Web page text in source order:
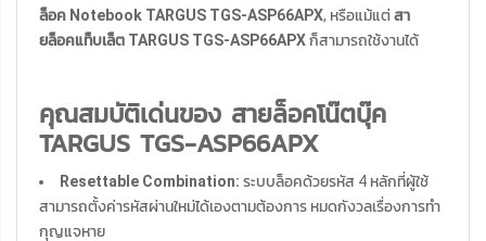
ล็อค Notebook TARGUS TGS-ASP66APX, หรือแม้แต่สา
ยล็อคแท็บเล็ต TARGUS TGS-ASP66APXก็สามารถใช้งานได้
คุณสมบัติเด่นของ สายล็อคโน๊ตบุ๊ค
TARGUS TGS-ASP66APX
Resettable Combination: ระบบล็อคด้วยรหัส 4 หลักที่ผู้ใช้
สามารถตั้งค่ารหัสผ่านใหม่ได้เองตามต้องการ หมดกังวลเรื่องการทำ
กุญแจหาย